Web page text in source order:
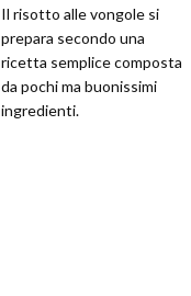
Il risotto alle vongole si
prepara secondo una
ricetta semplice composta
da pochi ma buonissimi
ingredienti.